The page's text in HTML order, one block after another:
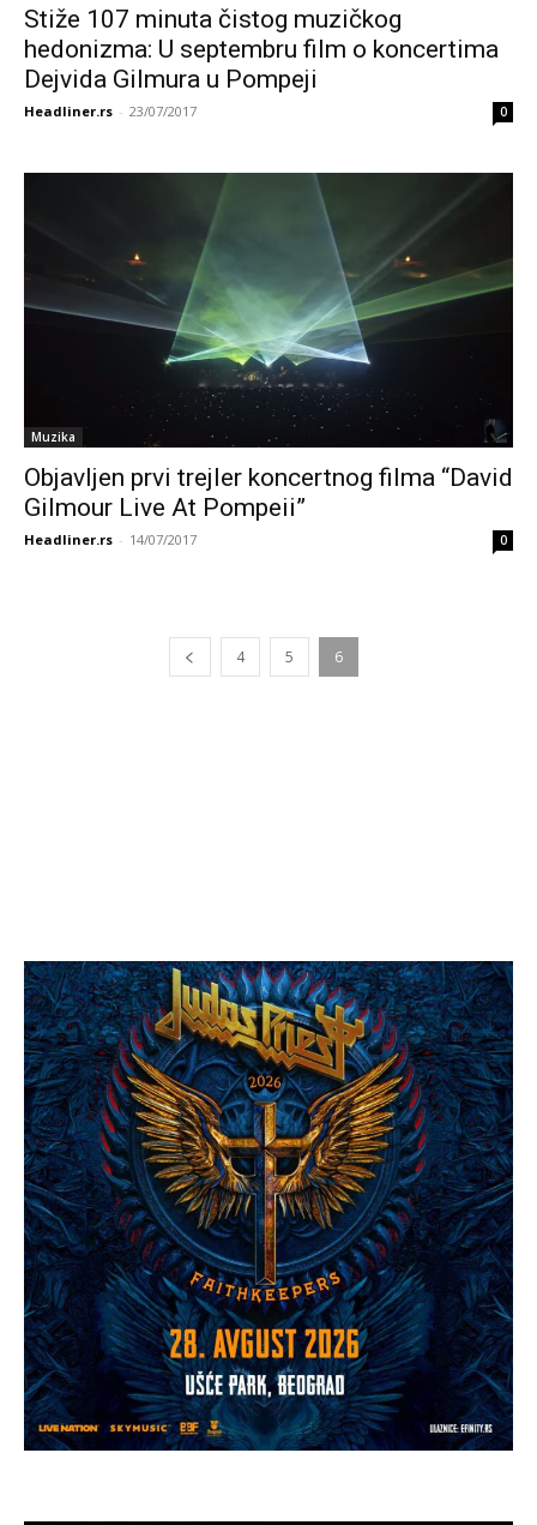
Stiže 107 minuta čistog muzičkog
hedonizma: U septembru film o koncertima
Dejvida Gilmura u Pompeji
Headliner.rs - 23/07/2017 0
Muzika
Objavljen prvi trejler koncertnog filma “David
Gilmour Live At Pompeii”
Headliner.rs - 14/07/2017 0
4 5 6